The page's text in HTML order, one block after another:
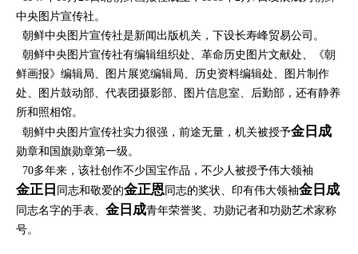
中央图片宣传社。
朝鲜中央图片宣传社是新闻出版机关，下设长寿峰贸易公司。
朝鲜中央图片宣传社有编辑组织处、革命历史图片文献处、《朝
鲜画报》编辑局、图片展览编辑局、历史资料编辑处、图片制作
处、图片鼓动部、代表团摄影部、图片信息室、后勤部，还有静养
所和照相馆。
朝鲜中央图片宣传社实力很强，前途无量，机关被授予金日成
勋章和国旗勋章第一级。
70多年来，该社创作不少国宝作品，不少人被授予伟大领袖
金正日 同志和敬爱的金正恩同志的奖状、印有伟大领袖金日成
同志名字的手表、 金日成青年荣誉奖、功勋记者和功勋艺术家称
号。